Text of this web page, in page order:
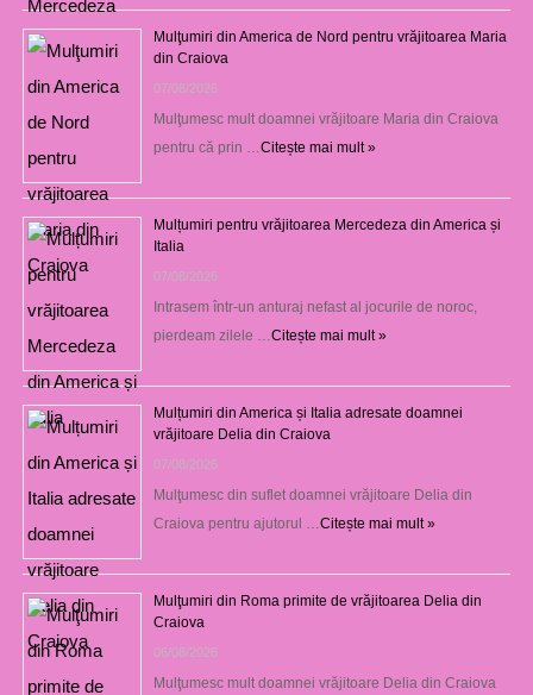
Mulţumiri din America de Nord pentru vrăjitoarea Maria
din Craiova
07/08/2026
Mulţumesc mult doamnei vrăjitoare Maria din Craiova
pentru că prin … Citește mai mult »
Mulțumiri pentru vrăjitoarea Mercedeza din America și
Italia
07/08/2026
Intrasem într-un anturaj nefast al jocurile de noroc,
pierdeam zilele … Citește mai mult »
Mulțumiri din America și Italia adresate doamnei
vrăjitoare Delia din Craiova
07/08/2026
Mulţumesc din suflet doamnei vrăjitoare Delia din
Craiova pentru ajutorul … Citește mai mult »
Mulţumiri din Roma primite de vrăjitoarea Delia din
Craiova
06/08/2026
Mulţumesc mult doamnei vrăjitoare Delia din Craiova